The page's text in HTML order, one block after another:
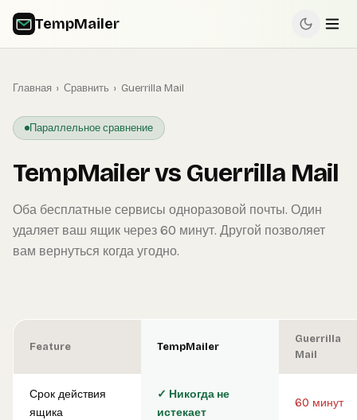
TempMailer
Главная › Сравнить › Guerrilla Mail
Параллельное сравнение
TempMailer vs Guerrilla Mail
Оба бесплатные сервисы одноразовой почты. Один
удаляет ваш ящик через 60 минут. Другой позволяет
вам вернуться когда угодно.
Feature TempMailer
Guerrilla
Mail
Срок действия
ящика
✓ Никогда не
истекает
60 минут